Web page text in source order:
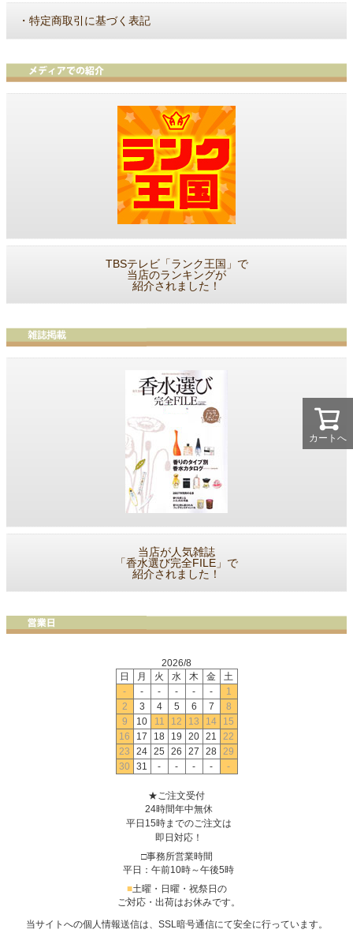
カートへ
・ 特定商取引に基づく表記
TBSテレビ「ランク王国」で
当店のランキングが
紹介されました！
当店が人気雑誌
「香水選び完全FILE」で
紹介されました！
2026/8
日
月 火 水 木 金
土
-
- - - - -
1
2
3 4 5 6 7
8
9
10 11 12 13 14
15
16
17 18 19 20 21
22
23
24 25 26 27 28 29
30
31 - - - - -
★ご注文受付
24時間年中無休
平日15時までのご注文は
即日対応！
□事務所営業時間
平日：午前10時～午後5時
■土曜・日曜・祝祭日の
ご対応・出荷はお休みです。
当サイトへの個人情報送信は、SSL暗号通信にて安全に行っています。